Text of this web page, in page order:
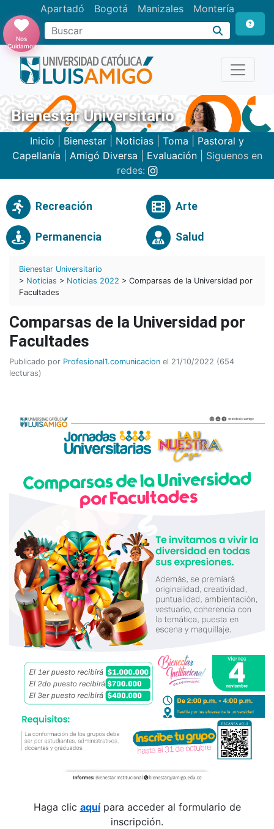
Apartadó Bogotá Manizales Montería
Buscar
Nos
Cuidamos
Bienestar Universitario
Inicio Bienestar Noticias Toma
Pastoral y
Capellanía
Amigó Diversa Evaluación| Siguenos en
redes:
Recreación Arte
Permanencia Salud
Bienestar Universitario
> Noticias > Noticias 2022 > Comparsas de la Universidad por
Facultades
Comparsas de la Universidad por
Facultades
Publicado por Profesional1.comunicacion el 21/10/2022 (654
lecturas)
Haga clic aquípara acceder al formulario de
inscripción.